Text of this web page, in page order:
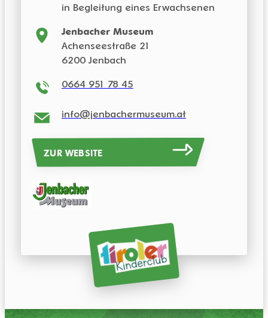
in Begleitung eines Erwachsenen
Jenbacher Museum
Achenseestraße 21
6200 Jenbach
0664 951 78 45
info@jenbachermuseum.at
ZUR WEBSITE